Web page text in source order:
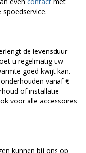
de levensduur
u regelmatig uw
goed kwijt kan.
vanaf €
of installatie
voor alle accessoires
kunnen bij ons op